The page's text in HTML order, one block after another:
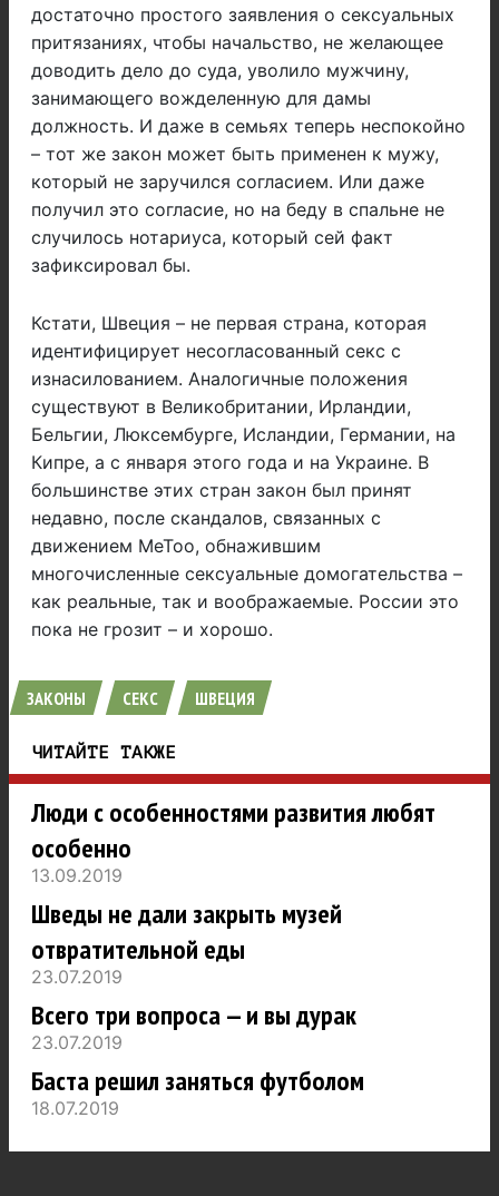
достаточно простого заявления о сексуальных
притязаниях, чтобы начальство, не желающее
доводить дело до суда, уволило мужчину,
занимающего вожделенную для дамы
должность. И даже в семьях теперь неспокойно
– тот же закон может быть применен к мужу,
который не заручился согласием. Или даже
получил это согласие, но на беду в спальне не
случилось нотариуса, который сей факт
зафиксировал бы.
Кстати, Швеция – не первая страна, которая
идентифицирует несогласованный секс с
изнасилованием. Аналогичные положения
существуют в Великобритании, Ирландии,
Бельгии, Люксембурге, Исландии, Германии, на
Кипре, а с января этого года и на Украине. В
большинстве этих стран закон был принят
недавно, после скандалов, связанных с
движением MeToo, обнажившим
многочисленные сексуальные домогательства –
как реальные, так и воображаемые. России это
пока не грозит – и хорошо.
ЗАКОНЫ СЕКС ШВЕЦИЯ
ЧИТАЙТЕ ТАКЖЕ
Люди с особенностями развития любят
особенно
13.09.2019
Шведы не дали закрыть музей
отвратительной еды
23.07.2019
Всего три вопроса — и вы дурак
23.07.2019
Баста решил заняться футболом
18.07.2019